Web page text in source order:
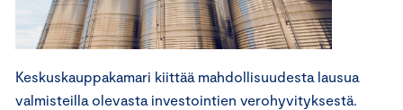
Keskuskauppakamari kiittää mahdollisuudesta lausua
valmisteilla olevasta investointien verohyvityksestä.